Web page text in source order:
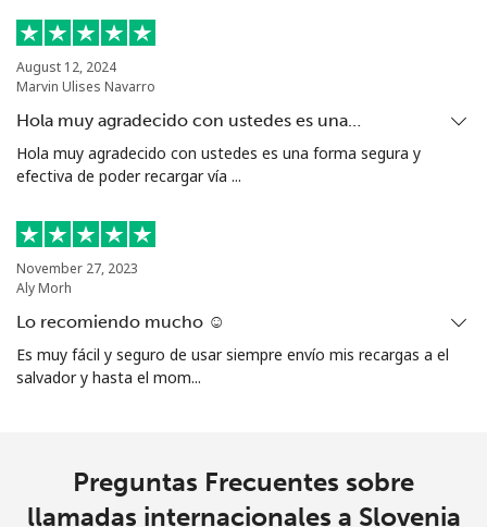
August 12, 2024
Marvin Ulises Navarro
Hola muy agradecido con ustedes es una…
Hola muy agradecido con ustedes es una forma segura y
efectiva de poder recargar vía ...
November 27, 2023
Aly Morh
Lo recomiendo mucho ☺️
Es muy fácil y seguro de usar siempre envío mis recargas a el
salvador y hasta el mom...
Preguntas Frecuentes sobre
llamadas internacionales a Slovenia